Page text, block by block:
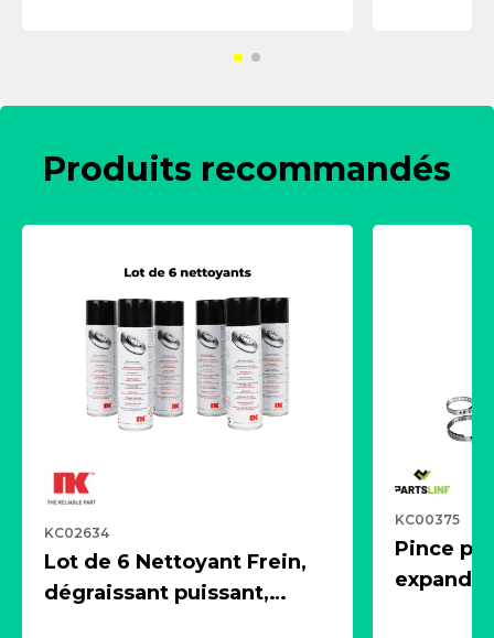
Produits recommandés
KC02634
Lot de 6 Nettoyant Frein,
dégraissant puissant,
KC00375
Pince